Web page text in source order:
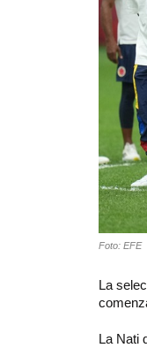
Foto: EFE
La
La Nati